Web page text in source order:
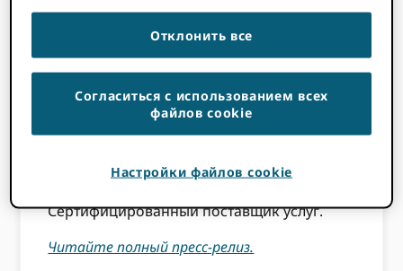
В SmartSimple Software наша ежедневная
цель - упростить процессы
подачи заявки до проверок, утверждений
и отчетов о результатах. Мы рады
этой цели: программное обеспечение
Сертифицированный поставщик услуг.
Читайте полный пресс-релиз.
Отклонить все
Согласиться с использованием всех
файлов cookie
Настройки файлов cookie